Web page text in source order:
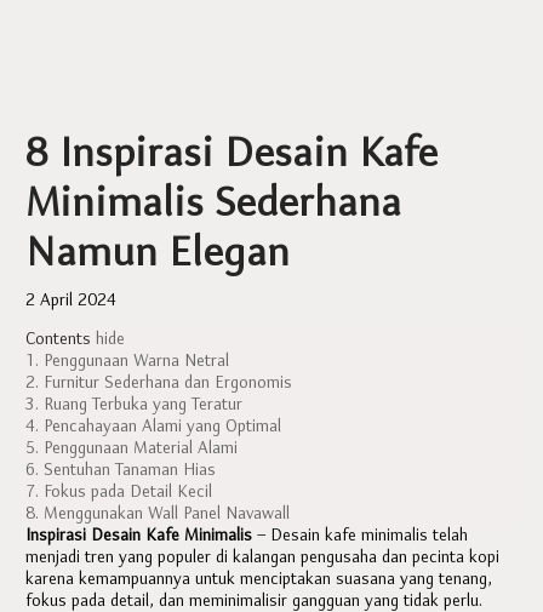
8 Inspirasi Desain Kafe
Minimalis Sederhana
Namun Elegan
2 April 2024
Contents hide
1. Penggunaan Warna Netral
2. Furnitur Sederhana dan Ergonomis
3. Ruang Terbuka yang Teratur
4. Pencahayaan Alami yang Optimal
5. Penggunaan Material Alami
6. Sentuhan Tanaman Hias
7. Fokus pada Detail Kecil
8. Menggunakan Wall Panel Navawall
Inspirasi Desain Kafe Minimalis – Desain kafe minimalis telah
menjadi tren yang populer di kalangan pengusaha dan pecinta kopi
karena kemampuannya untuk menciptakan suasana yang tenang,
fokus pada detail, dan meminimalisir gangguan yang tidak perlu.